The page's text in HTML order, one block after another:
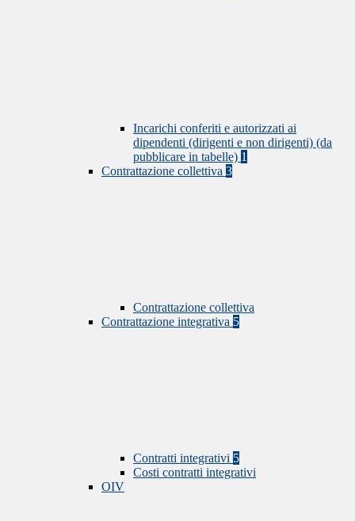
Incarichi conferiti e autorizzati ai
dipendenti (dirigenti e non dirigenti) (da
pubblicare in tabelle) 1
Contrattazione collettiva 3
Contrattazione collettiva
Contrattazione integrativa 5
Contratti integrativi 5
Costi contratti integrativi
OIV